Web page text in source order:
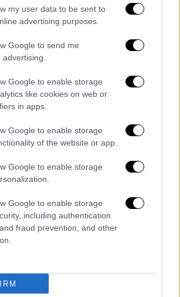
my user data to be sent to
advertising purposes.
Google to send me
Google to enable storage
like cookies on web or
in apps.
Google to enable storage
of the website or app.
Google to enable storage
Google to enable storage
including authentication
fraud prevention, and other
προετοιμάζουν ένα
και ότι οι αιτήσεις
της γης θα αξιολογούνται
στο είδος.
της Νέας Νότιας Ουαλίας
τα κοάλα θα είχαν
μέχρι το 2050, εκτός αν
μέτρα.
ότι οι πυρκαγιές του 2019-20
5.000 κοάλα και είχαν
24% των οικοτόπων μόνο στη
μετατραπεί από μη
σε ευάλωτα σε απειλούμενα
Stuart Blanch